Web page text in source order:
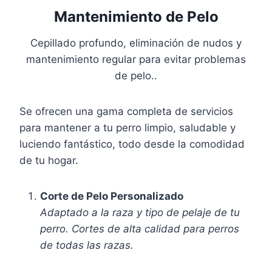
Mantenimiento de Pelo
Cepillado profundo, eliminación de nudos y
mantenimiento regular para evitar problemas
de pelo..
Se ofrecen una gama completa de servicios
para mantener a tu perro limpio, saludable y
luciendo fantástico, todo desde la comodidad
de tu hogar.
Corte de Pelo Personalizado
Adaptado a la raza y tipo de pelaje de tu
perro. Cortes de alta calidad para perros
de todas las razas.